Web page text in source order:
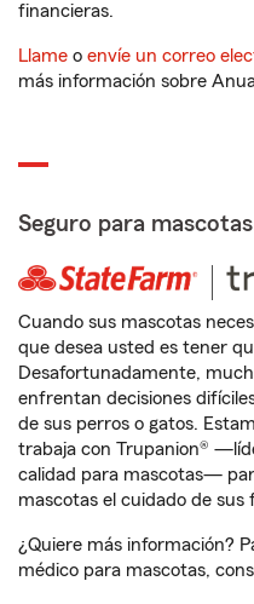
financieras.
Llame o envíe un correo
más información sobre
Seguro para mascotas
Cuando sus mascotas
que desea usted es tener
Desafortunadamente,
enfrentan decisiones
de sus perros o gatos.
trabaja con Trupanion®
calidad para mascotas—
mascotas el cuidado de sus
¿Quiere más información?
médico para mascotas,